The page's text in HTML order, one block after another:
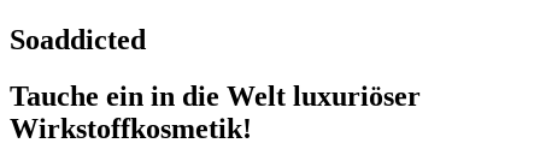
Soaddicted
Tauche ein in die Welt luxuriöser
Wirkstoffkosmetik!